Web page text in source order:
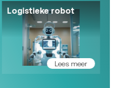
Logistieke robot
Lees meer